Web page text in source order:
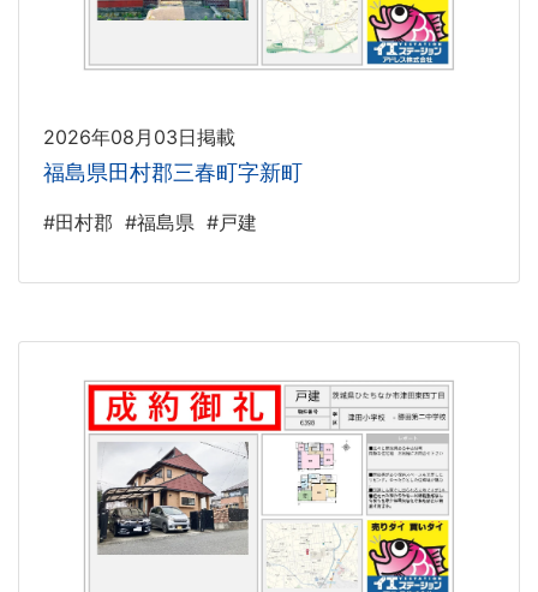
2026年08月03日掲載
福島県田村郡三春町字新町
#田村郡 #福島県 #戸建